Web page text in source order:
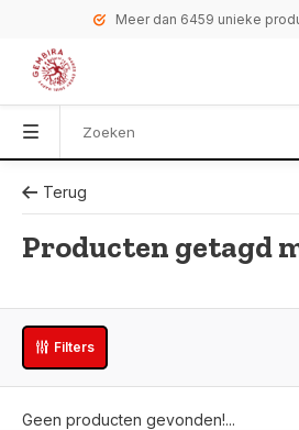
Meer dan 6459 unieke producten
Terug
Producten getagd
Filters
Geen producten gevonden!...